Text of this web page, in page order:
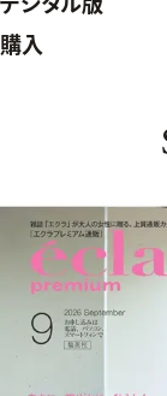
購入